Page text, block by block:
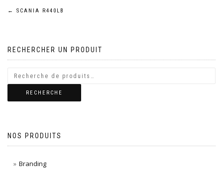
Navigation
l’article
← SCANIA R440LB
RECHERCHER UN PRODUIT
RECHERCHE
NOS PRODUITS
Branding